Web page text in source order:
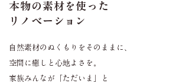
本物の素材を使った
リノベーション
自然素材のぬくもりをそのままに、
空間に癒しと心地よさを。
家族みんなが「ただいま」と